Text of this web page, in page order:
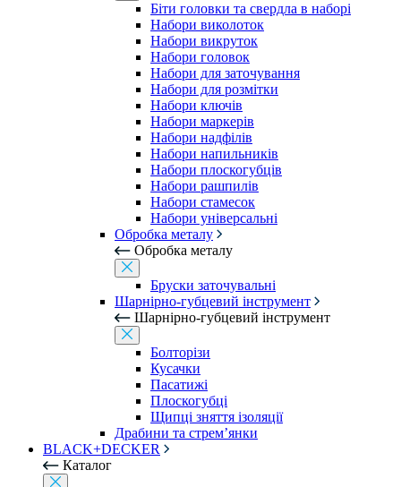
Біти головки та свердла в наборі
Набори виколоток
Набори викруток
Набори головок
Набори для заточування
Набори для розмітки
Набори ключів
Набори маркерів
Набори надфілів
Набори напильників
Набори плоскогубців
Набори рашпилів
Набори стамесок
Набори універсальні
Обробка металу
Обробка металу
Бруски заточувальні
Шарнірно-губцевий інструмент
Шарнірно-губцевий інструмент
Болторізи
Кусачки
Пасатижі
Плоскогубці
Щипці зняття ізоляції
Драбини та стрем’янки
BLACK+DECKER
Каталог